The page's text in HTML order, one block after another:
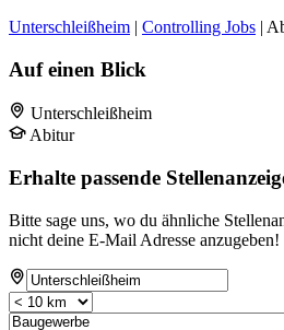
Unterschleißheim | Controlling Jobs |
Auf einen Blick
Unterschleißheim
Abitur
Erhalte passende
Bitte sage uns, wo du ähnliche
nicht deine E-Mail Adresse anzugeben!